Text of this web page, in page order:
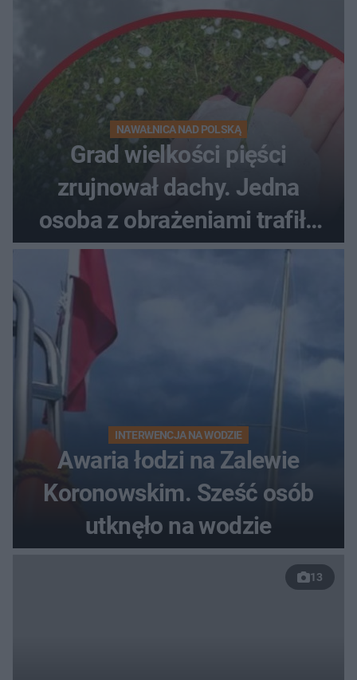
NAWAŁNICA NAD POLSKĄ
Grad wielkości pięści
zrujnował dachy. Jedna
osoba z obrażeniami trafiła
do szpitala
INTERWENCJA NA WODZIE
Awaria łodzi na Zalewie
Koronowskim. Sześć osób
utknęło na wodzie
13